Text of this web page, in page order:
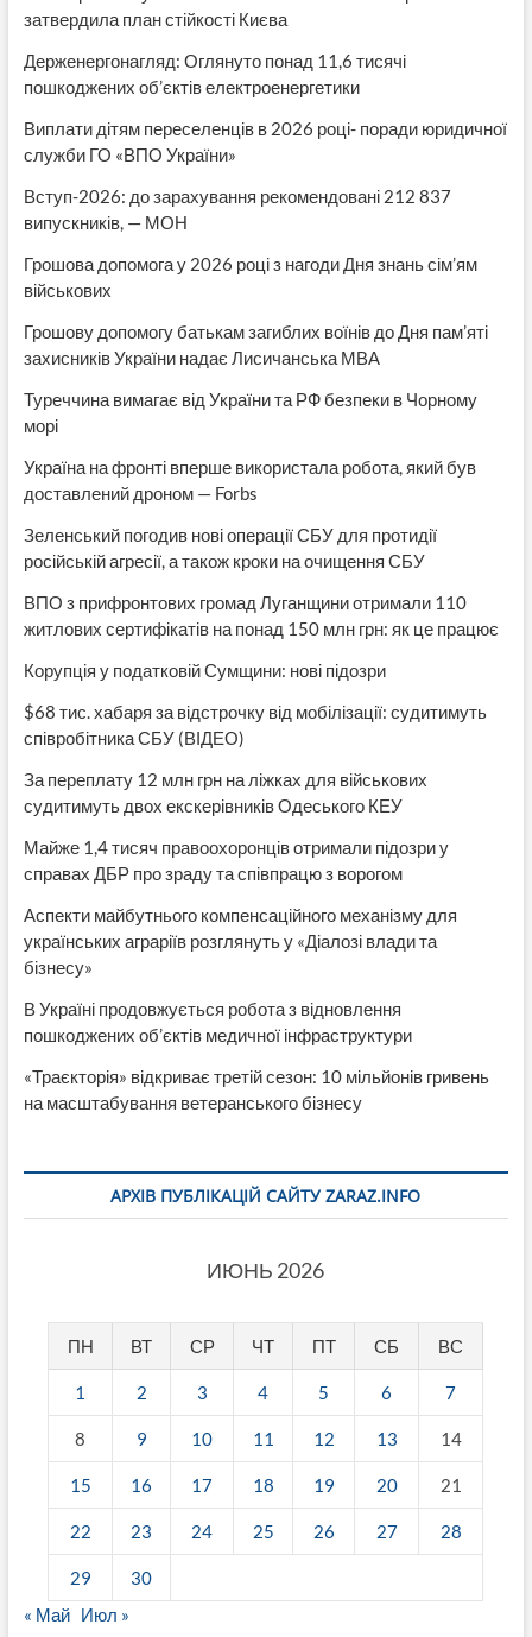
затвердила план стійкості Києва
Держенергонагляд: Оглянуто понад 11,6 тисячі
пошкоджених об’єктів електроенергетики
Виплати дітям переселенців в 2026 році- поради юридичної
служби ГО «ВПО України»
Вступ-2026: до зарахування рекомендовані 212 837
випускників, — МОН
Грошова допомога у 2026 році з нагоди Дня знань сім’ям
військових
Грошову допомогу батькам загиблих воїнів до Дня пам’яті
захисників України надає Лисичанська МВА
Туреччина вимагає від України та РФ безпеки в Чорному
морі
Україна на фронті вперше використала робота, який був
доставлений дроном — Forbs
Зеленський погодив нові операції СБУ для протидії
російській агресії, а також кроки на очищення СБУ
ВПО з прифронтових громад Луганщини отримали 110
житлових сертифікатів на понад 150 млн грн: як це працює
Корупція у податковій Сумщини: нові підозри
$68 тис. хабаря за відстрочку від мобілізації: судитимуть
співробітника СБУ (ВІДЕО)
За переплату 12 млн грн на ліжках для військових
судитимуть двох екскерівників Одеського КЕУ
Майже 1,4 тисяч правоохоронців отримали підозри у
справах ДБР про зраду та співпрацю з ворогом
Аспекти майбутнього компенсаційного механізму для
українських аграріїв розглянуть у «Діалозі влади та
бізнесу»
В Україні продовжується робота з відновлення
пошкоджених об’єктів медичної інфраструктури
«Траєкторія» відкриває третій сезон: 10 мільйонів гривень
на масштабування ветеранського бізнесу
АРХІВ ПУБЛІКАЦІЙ САЙТУ ZARAZ.INFO
ИЮНЬ 2026
ПН ВТ СР ЧТ ПТ СБ ВС
1 2 3 4 5 6 7
8 9 10 11 12 13 14
15 16 17 18 19 20 21
22 23 24 25 26 27 28
29
30
« Май Июл »